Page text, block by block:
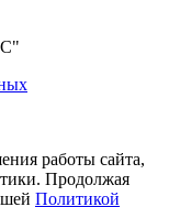
работы сайта,
Продолжая
Политикой